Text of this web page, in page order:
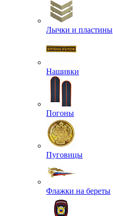
Лычки и пластины
Нашивки
Погоны
Пуговицы
Флажки на береты